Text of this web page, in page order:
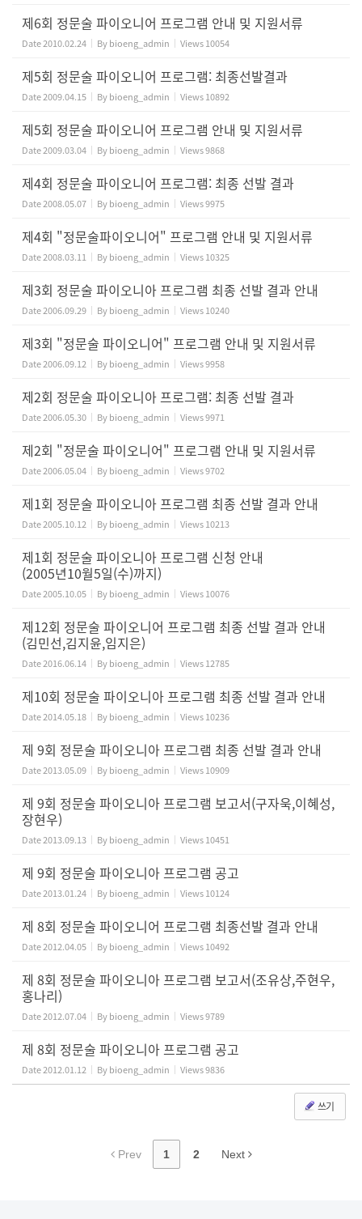
제6회 정문술 파이오니어 프로그램 안내 및 지원서류
Date2010.02.24 Bybioeng_admin Views10054
제5회 정문술 파이오니어 프로그램: 최종선발결과
Date2009.04.15 Bybioeng_admin Views10892
제5회 정문술 파이오니어 프로그램 안내 및 지원서류
Date2009.03.04 Bybioeng_admin Views9868
제4회 정문술 파이오니어 프로그램: 최종 선발 결과
Date2008.05.07 Bybioeng_admin Views9975
제4회 "정문술파이오니어" 프로그램 안내 및 지원서류
Date2008.03.11 Bybioeng_admin Views10325
제3회 정문술 파이오니아 프로그램 최종 선발 결과 안내
Date2006.09.29 Bybioeng_admin Views10240
제3회 "정문술 파이오니어" 프로그램 안내 및 지원서류
Date2006.09.12 Bybioeng_admin Views9958
제2회 정문술 파이오니아 프로그램: 최종 선발 결과
Date2006.05.30 Bybioeng_admin Views9971
제2회 "정문술 파이오니어" 프로그램 안내 및 지원서류
Date2006.05.04 Bybioeng_admin Views9702
제1회 정문술 파이오니아 프로그램 최종 선발 결과 안내
Date2005.10.12 Bybioeng_admin Views10213
제1회 정문술 파이오니아 프로그램 신청 안내
(2005년10월5일(수)까지)
Date2005.10.05 Bybioeng_admin Views10076
제12회 정문술 파이오니어 프로그램 최종 선발 결과 안내
(김민선,김지윤,임지은)
Date2016.06.14 Bybioeng_admin Views12785
제10회 정문술 파이오니아 프로그램 최종 선발 결과 안내
Date2014.05.18 Bybioeng_admin Views10236
제 9회 정문술 파이오니아 프로그램 최종 선발 결과 안내
Date2013.05.09 Bybioeng_admin Views10909
제 9회 정문술 파이오니아 프로그램 보고서(구자욱,이혜성,
장현우)
Date2013.09.13 Bybioeng_admin Views10451
제 9회 정문술 파이오니아 프로그램 공고
Date2013.01.24 Bybioeng_admin Views10124
제 8회 정문술 파이오니어 프로그램 최종선발 결과 안내
Date2012.04.05 Bybioeng_admin Views10492
제 8회 정문술 파이오니아 프로그램 보고서(조유상,주현우,
홍나리)
Date2012.07.04 Bybioeng_admin Views9789
제 8회 정문술 파이오니아 프로그램 공고
Date2012.01.12 Bybioeng_admin Views9836
쓰기
Prev 1 2 Next